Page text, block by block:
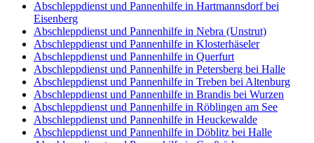
Abschleppdienst und Pannenhilfe in Hartmannsdorf bei
Eisenberg
Abschleppdienst und Pannenhilfe in Nebra (Unstrut)
Abschleppdienst und Pannenhilfe in Klosterhäseler
Abschleppdienst und Pannenhilfe in Querfurt
Abschleppdienst und Pannenhilfe in Petersberg bei Halle
Abschleppdienst und Pannenhilfe in Treben bei Altenburg
Abschleppdienst und Pannenhilfe in Brandis bei Wurzen
Abschleppdienst und Pannenhilfe in Röblingen am See
Abschleppdienst und Pannenhilfe in Heuckewalde
Abschleppdienst und Pannenhilfe in Döblitz bei Halle